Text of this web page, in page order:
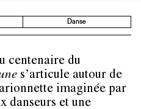
Danse
centenaire du
s’articule autour de
imaginée par
danseurs et une